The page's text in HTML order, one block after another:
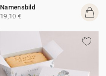
Namensbild
19,10 €